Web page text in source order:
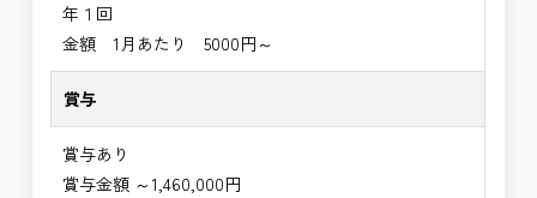
年１回
金額 1月あたり 5000円～
賞与
賞与あり
賞与金額 ～1,460,000円